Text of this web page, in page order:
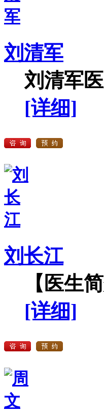
刘清军
刘清军
[详细]
刘长江
【医生
[详细]